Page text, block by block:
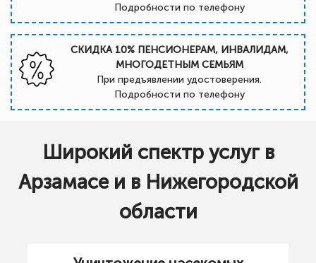
Подробности по телефону
СКИДКА 10% ПЕНСИОНЕРАМ, ИНВАЛИДАМ,
МНОГОДЕТНЫМ СЕМЬЯМ
При предъявлении удостоверения.
Подробности по телефону
Широкий спектр услуг в
Арзамасе и в Нижегородской
области